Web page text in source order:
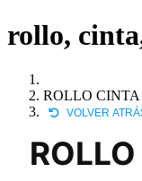
rollo,
ROLLO
VOLVER